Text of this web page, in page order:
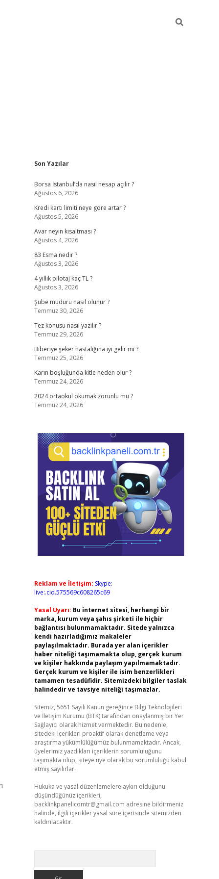
Sidebar
Son Yazılar
Borsa İstanbul’da nasıl hesap açılır ?
Ağustos 6, 2026
Kredi kartı limiti neye göre artar ?
Ağustos 5, 2026
Avar neyin kısaltması ?
Ağustos 4, 2026
83 Esma nedir ?
Ağustos 3, 2026
4 yıllık pilotaj kaç TL ?
Ağustos 3, 2026
Şube müdürü nasıl olunur ?
Temmuz 30, 2026
Tez konusu nasıl yazılır ?
Temmuz 29, 2026
Biberiye şeker hastalığına iyi gelir mi ?
Temmuz 25, 2026
Karın boşluğunda kitle neden olur ?
Temmuz 24, 2026
2024 ortaokul okumak zorunlu mu ?
Temmuz 24, 2026
Reklam ve İletişim: Skype:
live:.cid.575569c608265c69
Yasal Uyarı: Bu internet sitesi, herhangi bir
marka, kurum veya şahıs şirketi ile hiçbir
bağlantısı bulunmamaktadır. Sitede yalnızca
kendi hazırladığımız makaleler
paylaşılmaktadır. Burada yer alan içerikler
haber niteliği taşımamakta olup, gerçek kurum
ve kişiler hakkında paylaşım yapılmamaktadır.
Gerçek kurum ve kişiler ile isim benzerlikleri
tamamen tesadüfidir. Sitemizdeki bilgiler taslak
halindedir ve tavsiye niteliği taşımazlar.
Sitemiz, 5651 Sayılı Kanun gereğince Bilgi Teknolojileri
ve İletişim Kurumu (BTK) tarafından onaylanmış bir Yer
Sağlayıcı olarak hizmet vermektedir. Bu nedenle,
sitedeki içerikleri proaktif olarak denetleme veya
araştırma yükümlülüğümüz bulunmamaktadır. Ancak,
üyelerimiz yazdıkları içeriklerin sorumluluğunu
taşımakta olup, siteye üye olarak bu sorumluluğu kabul
etmiş sayılırlar.
Hukuka ve yasal düzenlemelere aykırı olduğunu
düşündüğünüz içerikleri,
backlinkpanelicomtr@gmail.com adresine bildirmeniz
halinde, ilgili içerikler yasal süre içerisinde sitemizden
kaldırılacaktır.